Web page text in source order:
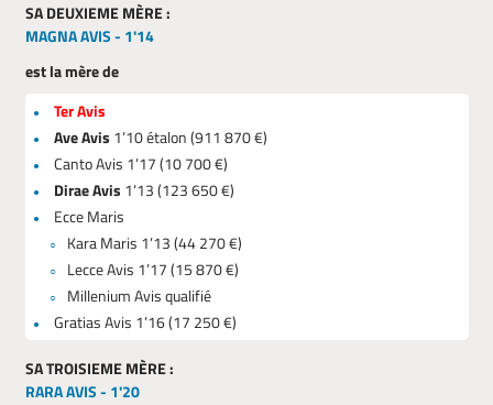
SA DEUXIEME MÈRE :
MAGNA AVIS - 1'14
est la mère de
Ter Avis
Ave Avis 1’10 étalon (911 870 €)
Canto Avis 1’17 (10 700 €)
Dirae Avis 1’13 (123 650 €)
Ecce Maris
Kara Maris 1’13 (44 270 €)
Lecce Avis 1’17 (15 870 €)
Millenium Avis qualifié
Gratias Avis 1’16 (17 250 €)
SA TROISIEME MÈRE :
RARA AVIS - 1'20